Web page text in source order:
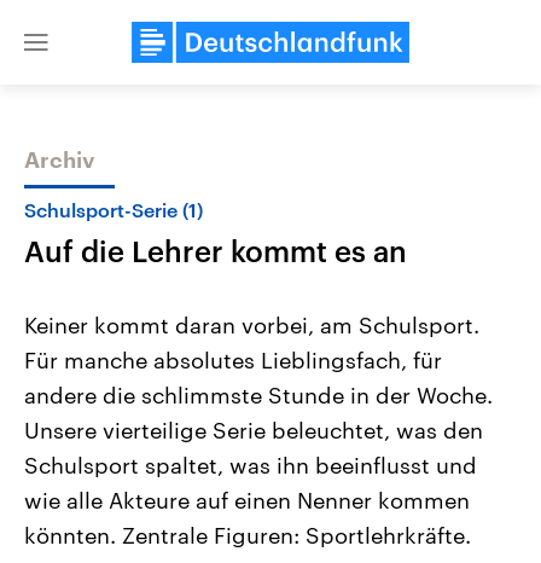
Close
Themen
Landtagswahl Sachsen-Anhalt
2026
Alle Informationen
Sachsen-Anhalt wählt am 6.
September 2026 einen neuen
Bundesland von einer Koalition aus
USA
Aktuelle Beiträge,
Hintergründe
Wirtschaftlich und
gehören die Vereinigten
mit großem Einfluss auf
Archiv
Schulsport-Serie (1)
Auf die Lehrer kommt es an
Keiner kommt daran vorbei, am Schulsport.
Für manche absolutes Lieblingsfach, für
andere die schlimmste Stunde in der Woche.
Unsere vierteilige Serie beleuchtet, was den
Schulsport spaltet, was ihn beeinflusst und
wie alle Akteure auf einen Nenner kommen
könnten. Zentrale Figuren: Sportlehrkräfte.